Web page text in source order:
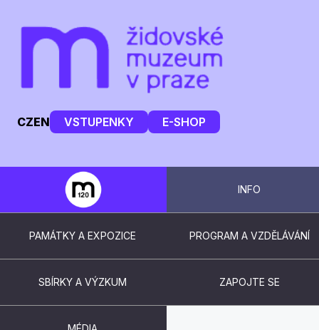
CZEN VSTUPENKY E-SHOP
INFO
PAMÁTKY A EXPOZICE PROGRAM A VZDĚLÁVÁNÍ
SBÍRKY A VÝZKUM ZAPOJTE SE